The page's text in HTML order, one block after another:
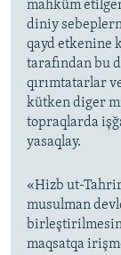
mahküm
diniy
qayd etkenine
tarafından bu
qırımtatarlar
kütken diger
topraqlarda
yasaqlay.
«Hizb ut-
musulman
birleştirilmesini
maqsatqa